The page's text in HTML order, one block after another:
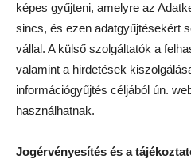
képes gyűjteni, amelyre az
sincs, és ezen adatgyűjtésekért
vállal. A külső szolgáltatók a
valamint a hirdetések
információgyűjtés céljából ún.
használhatnak.
Jogérvényesítés és a